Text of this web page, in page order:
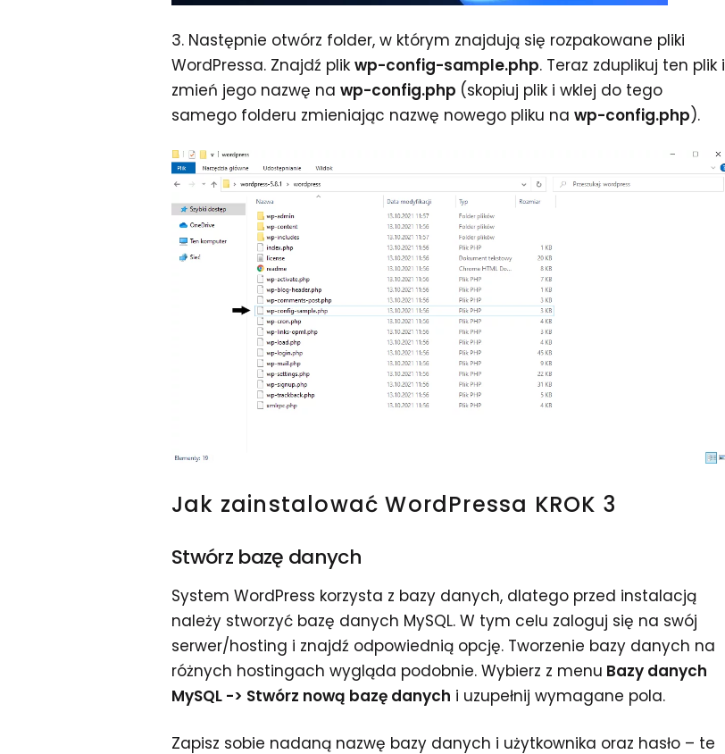
3. Następnie otwórz folder, w którym znajdują się rozpakowane pliki
WordPressa. Znajdź plik wp-config-sample.php. Teraz zduplikuj ten plik i
zmień jego nazwę na wp-config.php (skopiuj plik i wklej do tego
samego folderu zmieniając nazwę nowego pliku na wp-config.php).
Jak zainstalować WordPressa KROK 3
Stwórz bazę danych
System WordPress korzysta z bazy danych, dlatego przed instalacją
należy stworzyć bazę danych MySQL. W tym celu zaloguj się na swój
serwer/hosting i znajdź odpowiednią opcję. Tworzenie bazy danych na
różnych hostingach wygląda podobnie. Wybierz z menu Bazy danych
MySQL -> Stwórz nową bazę danych i uzupełnij wymagane pola.
Zapisz sobie nadaną nazwę bazy danych i użytkownika oraz hasło – te